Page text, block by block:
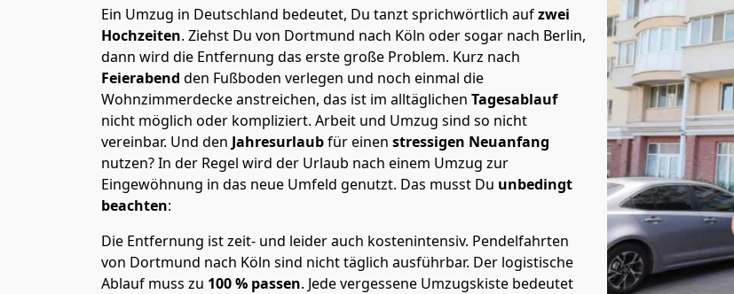
Ein Umzug in Deutschland bedeutet, Du tanzt sprichwörtlich aufzwei
Hochzeiten. Ziehst Du von Dortmund nach Köln oder sogar nach Berlin,
dann wird die Entfernung das erste große Problem. Kurz nach
Feierabend den Fußboden verlegen und noch einmal die
Wohnzimmerdecke anstreichen, das ist im alltäglichen Tagesablauf
nicht möglich oder kompliziert. Arbeit und Umzug sind so nicht
vereinbar. Und den Jahresurlaubfür einen stressigen Neuanfang
nutzen? In der Regel wird der Urlaub nach einem Umzug zur
Eingewöhnung in das neue Umfeld genutzt. Das musst Du unbedingt
beachten:
Die Entfernung ist zeit- und leider auch kostenintensiv. Pendelfahrten
von Dortmund nach Köln sind nicht täglich ausführbar. Der logistische
Ablauf muss zu 100 % passen. Jede vergessene Umzugskiste bedeutet